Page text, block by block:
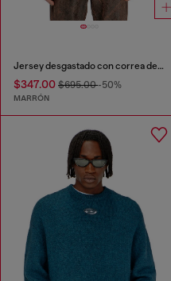
Jersey desgastado con correa de cuello estilo biker
$347.00 $695.00-50%
MARRÓN